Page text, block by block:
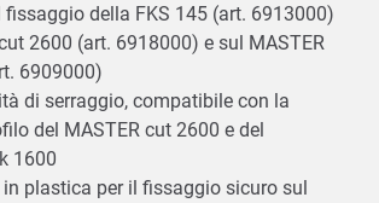
fissaggio della FKS 145 (art. 6913000)
2600 (art. 6918000) e sul MASTER
6909000)
di serraggio, compatibile con la
del MASTER cut 2600 e del
1600
plastica per il fissaggio sicuro sul